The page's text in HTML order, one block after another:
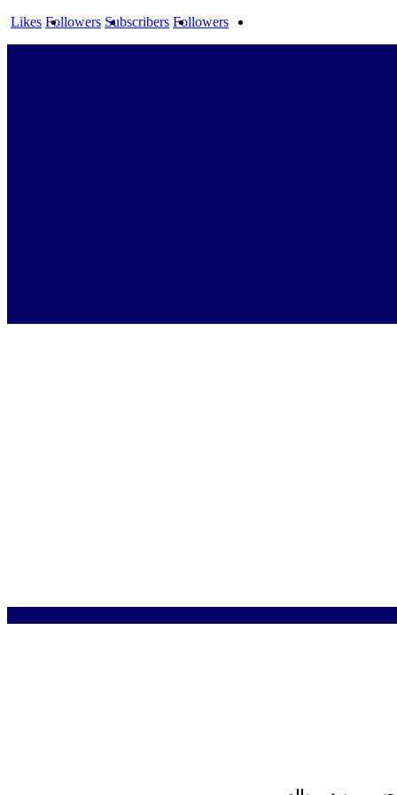
Likes Followers Subscribers Followers